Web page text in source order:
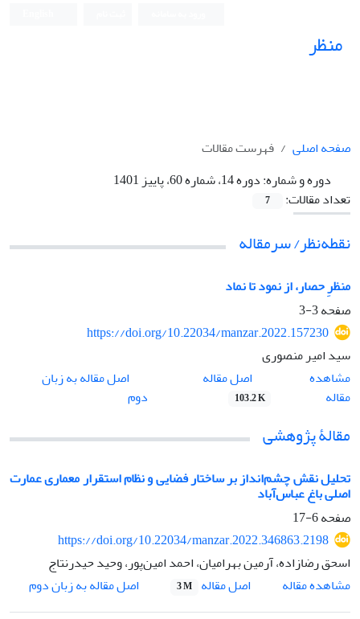
منظر
صفحه اصلی
فهرست مقالات
دوره و شماره:دوره 14، شماره 60، پاییز 1401
تعداد مقالات:
7
نقطه‌نظر/ سرمقاله
منظرِ حصار، از نمود تا نماد
صفحه3-3
https://doi.org/10.22034/manzar.2022.157230
سید امیر منصوری
مشاهده
مقاله
اصل مقاله
103.2 K
اصل مقاله به زبان
دوم
مقالۀ پژوهشی
تحلیل نقش چشم‌انداز بر ساختار فضایی و نظام استقرار معماری عمارت
اصلی باغ عباس‌آباد
صفحه6-17
https://doi.org/10.22034/manzar.2022.346863.2198
اسحق رضازاده، آرمین بهرامیان، احمد امین‌پور، وحید حیدرنتاج
مشاهده مقاله
اصل مقاله 3 M
اصل مقاله به زبان دوم